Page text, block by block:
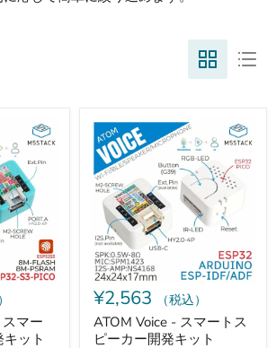
マー
キット
ATOM
Voice
ス
マ
ー
ピ
ー
カ
ー
開
キ
ッ
¥2,563
（税込）
ATOM Voice - スマートス
ピーカー開発キット